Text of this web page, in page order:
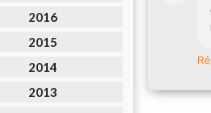
2016
2015
2014
2013